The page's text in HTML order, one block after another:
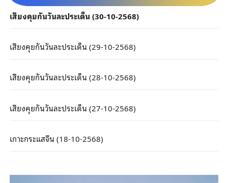
เสียงคุยกันวันละประเด็น (30-10-2568)
เสียงคุยกันวันละประเด็น (29-10-2568)
เสียงคุยกันวันละประเด็น (28-10-2568)
เสียงคุยกันวันละประเด็น (27-10-2568)
เกาะกระแสจีน (18-10-2568)